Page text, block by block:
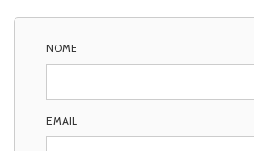
NOME
EMAIL